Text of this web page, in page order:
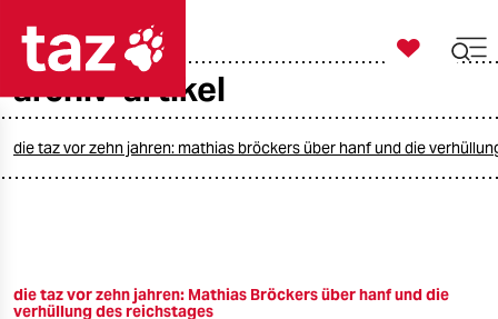
taz zahl ich
öko

taz zahl ich
archiv-artikel
die taz vor zehn jahren: mathias bröckers über hanf und die
die taz vor zehn jahren: Mathias Bröckers über hanf und die
verhüllung des reichstages